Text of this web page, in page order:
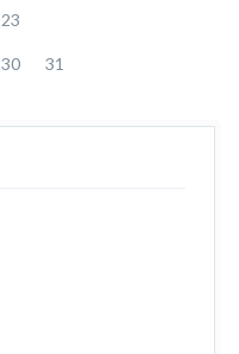
23
30 31